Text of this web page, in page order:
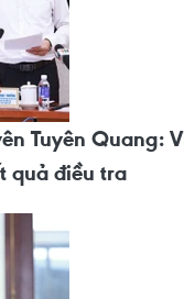
Tuyên Quang:
quả điều tra